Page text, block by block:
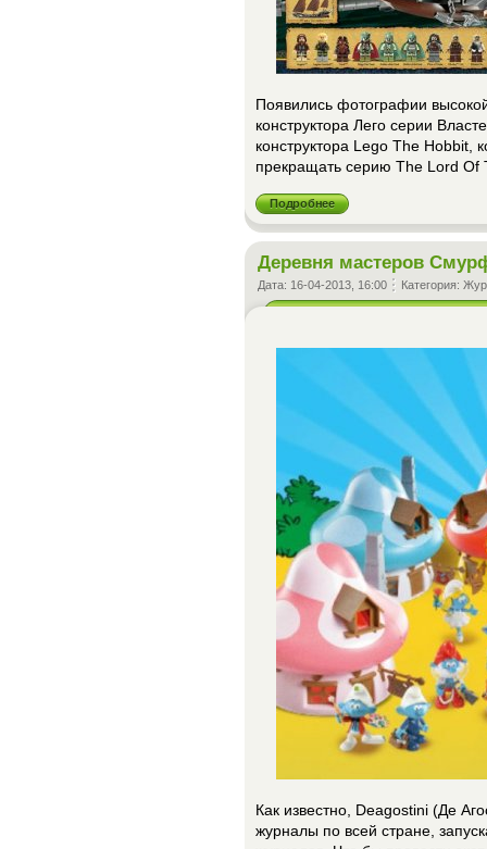
Появились фотографии
конструктора Лего серии
конструктора Lego The Hobbit,
прекращать серию The Lord Of
Подробнее
Деревня мастеров
Дата: 16-04-2013, 16:00 Категория:
Как известно, Deagostini (Де
журналы по всей стране,